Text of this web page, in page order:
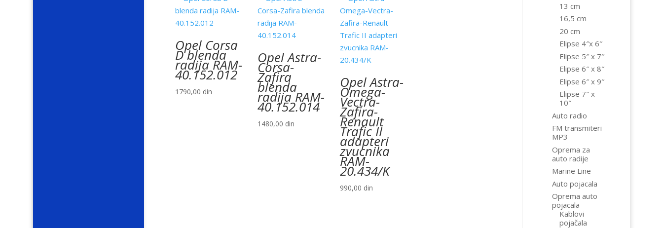
Opel Corsa
D blenda
radija RAM-
40.152.012
1790,00 din
Opel Astra-
Corsa-
Zafira
blenda
radija RAM-
40.152.014
1480,00 din
Opel Astra-
Omega-
Vectra-
Zafira-
Renault
Trafic II
adapteri
zvucnika
RAM-
20.434/K
990,00 din
13 cm
16,5 cm
20 cm
Elipse 4″x 6″
Elipse 5″ x 7″
Elipse 6″ x 8″
Elipse 6″ x 9″
Elipse 7″ x
10″
Auto radio
FM transmiteri
MP3
Oprema za
auto radije
Marine Line
Auto pojacala
Oprema auto
pojacala
Kablovi
pojačala